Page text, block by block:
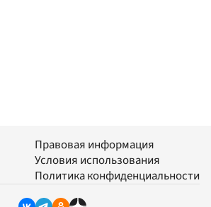
Правовая информация
Условия использования
Политика конфиденциальности